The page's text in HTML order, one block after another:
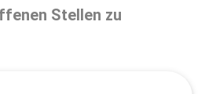
Stellen zu